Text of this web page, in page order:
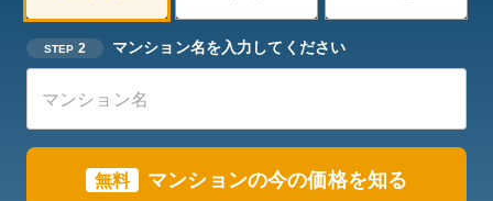
STEP 2 マンション名を入力してください
無料 マンションの今の価格を知る